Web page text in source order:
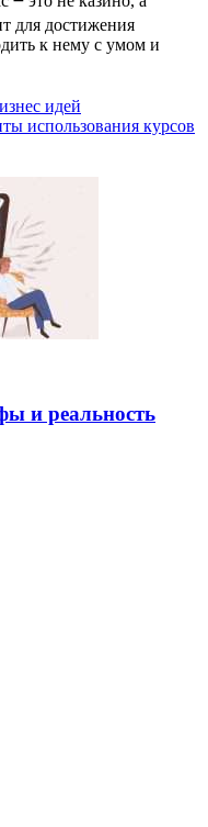
для достижения
к нему с умом и
идей
использования курсов
и реальность